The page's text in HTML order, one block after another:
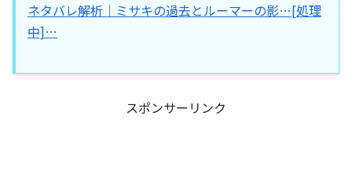
ネタバレ解析｜ミサキの過去とルーマーの影…[処理
中]…
スポンサーリンク